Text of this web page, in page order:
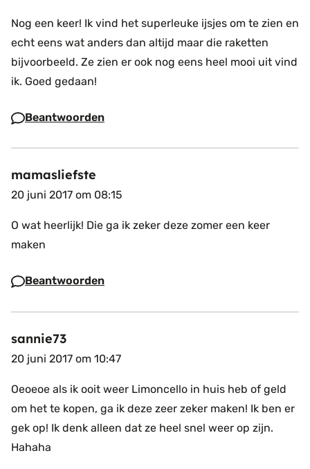
Nog een keer! Ik vind het superleuke ijsjes om te zien en
echt eens wat anders dan altijd maar die raketten
bijvoorbeeld. Ze zien er ook nog eens heel mooi uit vind
ik. Goed gedaan!
Beantwoorden
mamasliefste
20 juni 2017 om 08:15
O wat heerlijk! Die ga ik zeker deze zomer een keer
maken
Beantwoorden
sannie73
20 juni 2017 om 10:47
Oeoeoe als ik ooit weer Limoncello in huis heb of geld
om het te kopen, ga ik deze zeer zeker maken! Ik ben er
gek op! Ik denk alleen dat ze heel snel weer op zijn.
Hahaha